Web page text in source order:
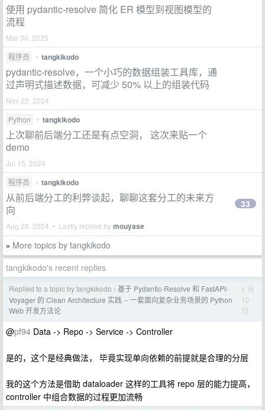
使用 pydantic-resolve 简化 ER 模型到视图模型的
流程
Mar 30, 2025
程序员
• tangkikodo
pydantic-resolve，一个小巧的数据组装工具库，通
过声明式描述数据，可减少 50% 以上的组装代码
Nov 22, 2024
Python
• tangkikodo
上次聊前后端分工还是有点空洞， 这次来贴一个
demo
Jul 15, 2024
程序员
• tangkikodo
从前后端分工的利弊谈起，聊聊这套分工的未来方
向
Aug 28, 2024 • Lastly replied bymouyase
33
» More topics by tangkikodo
tangkikodo's recent replies
Replied to a topic by tangkikodo › 基于 Pydantic-Resolve 和 FastAPI-
Voyager 的 Clean Architecture 实践 -- 一套面向复杂业务场景的 Python
Web 开发方法论
1 月
12
日
@pf94 Data -> Repo -> Service -> Controller
是的，这个是经典做法， 毕竟实现单向依赖的前提就是合理的分层
我的这个方法是借助 dataloader 这样的工具将 repo 层的能力提高，
controller 中组合数据的过程更加流畅